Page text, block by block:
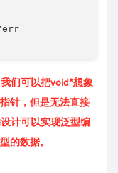
我们可以把void*想象
针，但是无法直接
计可以实现泛型编
的数据。